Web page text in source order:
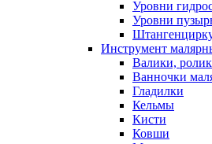
Уровни
Уровни
Инструмент
Валики,
Ванночки
Гладилки
Кельмы
Кисти
Ковши